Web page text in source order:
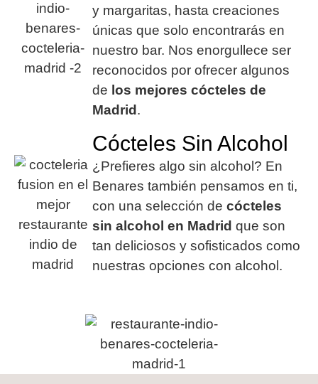
y margaritas, hasta creaciones
únicas que solo encontrarás en
nuestro bar. Nos enorgullece ser
reconocidos por ofrecer algunos
de los mejores cócteles de
Madrid .
Cócteles Sin Alcohol
¿Prefieres algo sin alcohol? En
Benares también pensamos en ti,
con una selección de cócteles
sin alcohol en Madrid que son
tan deliciosos y sofisticados como
nuestras opciones con alcohol.